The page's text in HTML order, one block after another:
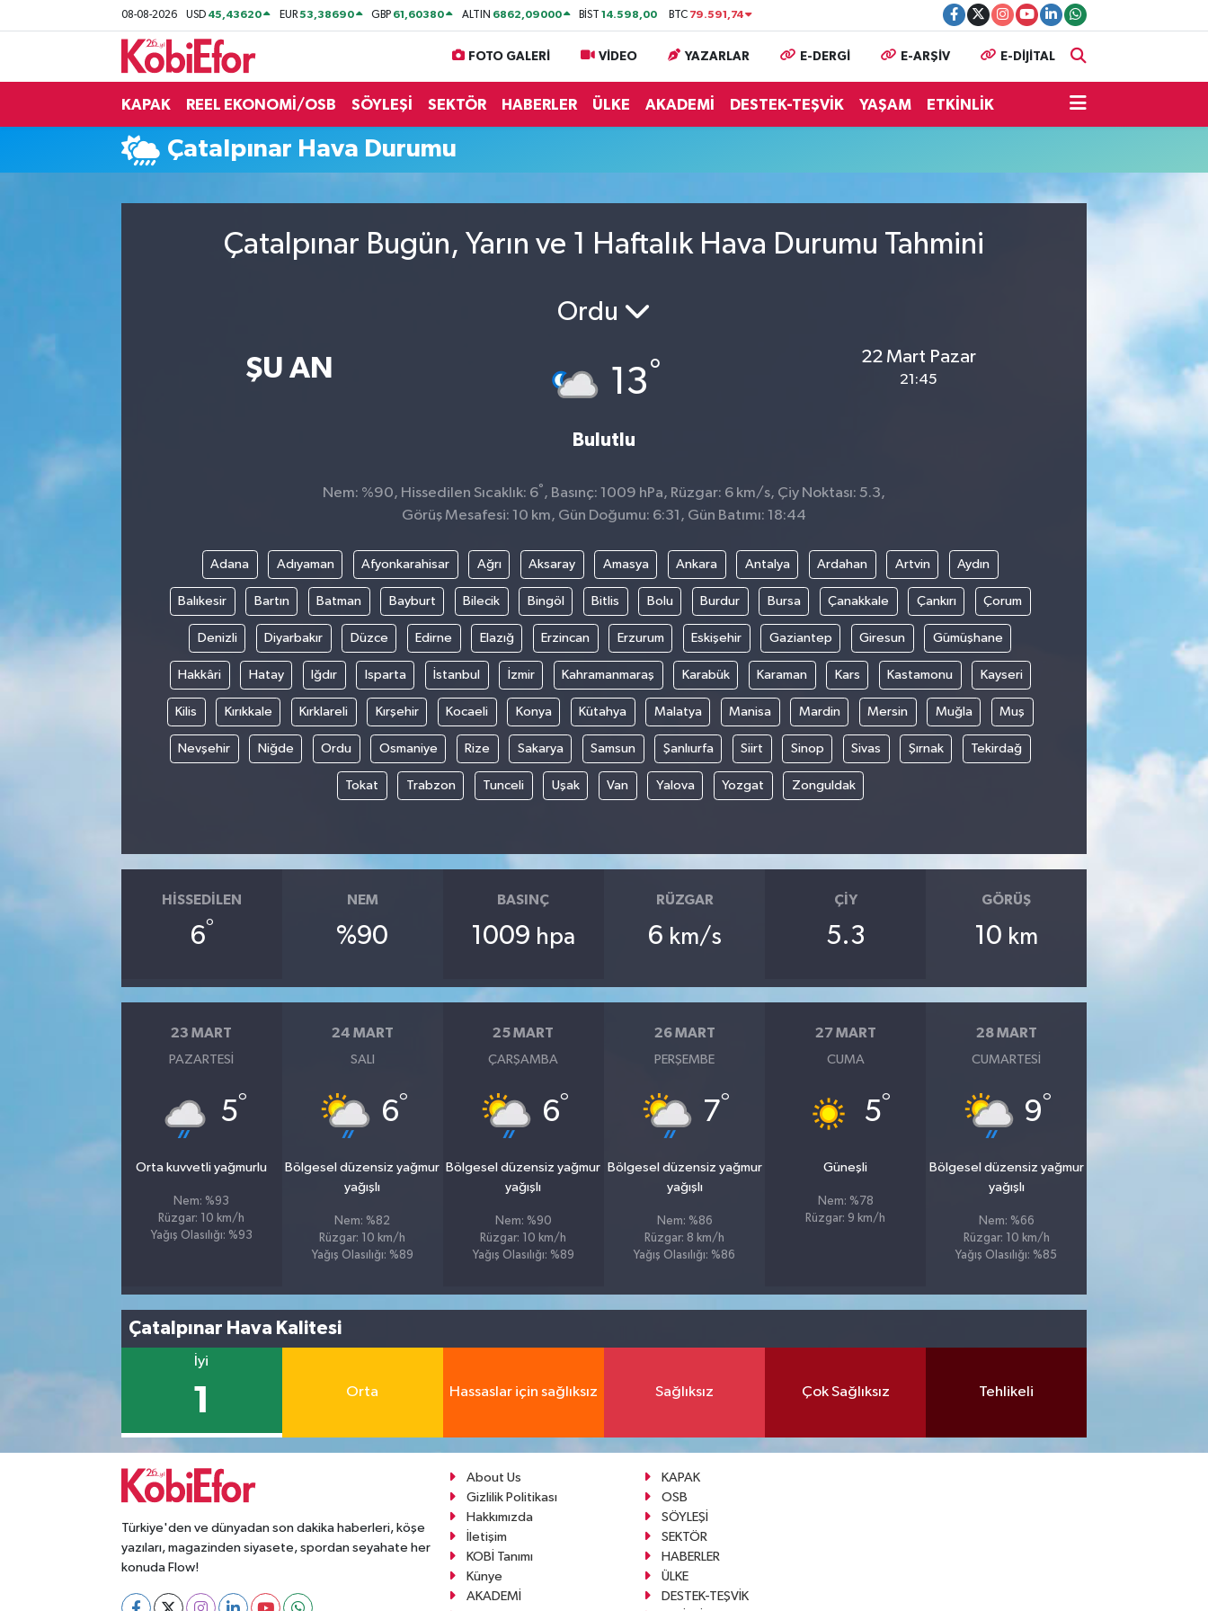
08-08-2026 USD 45,43620 EUR53,38690 GBP 61,60380 ALTIN 6862,09000 BİST14.598,00 BTC 79.591,74
FOTO GALERİ VİDEO YAZARLAR E-DERGİ E-ARŞİV E-DİJİTAL
KAPAK REEL EKONOMİ/OSB SÖYLEŞİ SEKTÖR HABERLER ÜLKE AKADEMİ DESTEK-TEŞVİK YAŞAM ETKİNLİK
Çatalpınar Hava Durumu
Çatalpınar Bugün, Yarın ve 1 Haftalık Hava Durumu Tahmini
ŞU AN
Ordu
13°
Bulutlu
22 Mart Pazar
21:45
Nem: %90, Hissedilen Sıcaklık: 6° , Basınç: 1009 hPa, Rüzgar: 6 km/s, Çiy Noktası: 5.3,
Görüş Mesafesi: 10 km, Gün Doğumu: 6:31, Gün Batımı: 18:44
Adana Adıyaman Afyonkarahisar Ağrı Aksaray Amasya Ankara Antalya Ardahan Artvin Aydın
Balıkesir Bartın Batman Bayburt Bilecik Bingöl Bitlis Bolu Burdur Bursa Çanakkale Çankırı Çorum
Denizli Diyarbakır Düzce Edirne Elazığ Erzincan Erzurum Eskişehir Gaziantep Giresun Gümüşhane
Hakkâri Hatay Iğdır Isparta İstanbul İzmir Kahramanmaraş Karabük Karaman Kars Kastamonu Kayseri
Kilis Kırıkkale Kırklareli Kırşehir Kocaeli Konya Kütahya Malatya Manisa Mardin Mersin Muğla Muş
Nevşehir Niğde Ordu Osmaniye Rize Sakarya Samsun Şanlıurfa Siirt Sinop Sivas Şırnak Tekirdağ
Tokat Trabzon Tunceli Uşak Van Yalova Yozgat Zonguldak
HISSEDILEN
6°
NEM
%90
BASINÇ
1009 hpa
RÜZGAR
6 km/s
ÇIY
5.3
GÖRÜŞ
10 km
23 MART
PAZARTESI
5°
Orta kuvvetli yağmurlu
Nem: %93
Rüzgar: 10 km/h
Yağış Olasılığı: %93
24 MART
SALI
6°
Bölgesel düzensiz yağmur
yağışlı
Nem: %82
Rüzgar: 10 km/h
Yağış Olasılığı: %89
25 MART
ÇARŞAMBA
6°
Bölgesel düzensiz yağmur
yağışlı
Nem: %90
Rüzgar: 10 km/h
Yağış Olasılığı: %89
26 MART
PERŞEMBE
7°
Bölgesel düzensiz yağmur
yağışlı
Nem: %86
Rüzgar: 8 km/h
Yağış Olasılığı: %86
27 MART
CUMA
5°
Güneşli
Nem: %78
Rüzgar: 9 km/h
28 MART
CUMARTESI
9°
Bölgesel düzensiz yağmur
yağışlı
Nem: %66
Rüzgar: 10 km/h
Yağış Olasılığı: %85
Çatalpınar Hava Kalitesi
İyi
1 Orta Hassaslar için sağlıksız Sağlıksız Çok Sağlıksız Tehlikeli
Türkiye'den ve dünyadan son dakika haberleri, köşe
yazıları, magazinden siyasete, spordan seyahate her
konuda Flow!
About Us
KAPAK
Gizlilik Politikası
OSB
Hakkımızda
SÖYLEŞİ
İletişim
SEKTÖR
KOBİ Tanımı
HABERLER
Künye
ÜLKE
AKADEMİ
DESTEK-TEŞVİK
BİLİŞİM PANO
DESTEK-TEŞVİK
YAŞAM